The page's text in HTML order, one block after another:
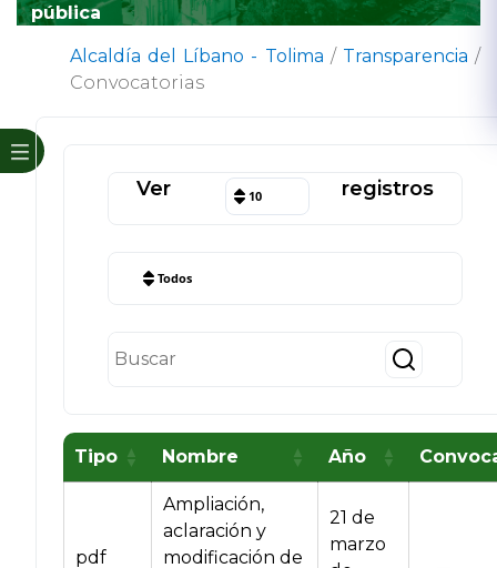
pública
Alcaldía del Líbano - Tolima / Transparencia /
Convocatorias
Ver 10 registros
Todos
Tipo Nombre Año
pdf
Ampliación,
aclaración y
modificación de
21 de
marzo